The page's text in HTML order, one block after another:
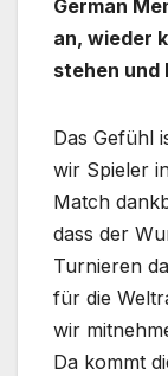
German
an, wieder
stehen und
Das Gefühl
wir Spieler
Match
dass der
Turnieren
für die
wir
Da kommt